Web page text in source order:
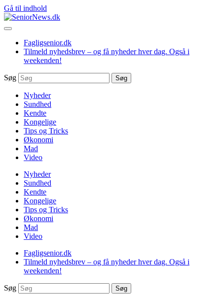
Gå til indhold
Fagligsenior.dk
Tilmeld nyhedsbrev – og få nyheder hver dag. Også i
weekenden!
Søg Søg
Nyheder
Sundhed
Kendte
Kongelige
Tips og Tricks
Økonomi
Mad
Video
Nyheder
Sundhed
Kendte
Kongelige
Tips og Tricks
Økonomi
Mad
Video
Fagligsenior.dk
Tilmeld nyhedsbrev – og få nyheder hver dag. Også i
weekenden!
Søg Søg